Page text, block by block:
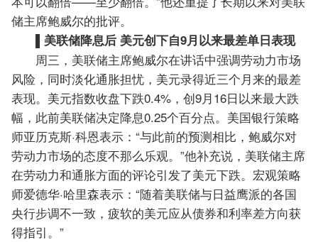
储主席鲍威尔的批评。
▌美联储降息后 美元创下自9月以来最差单日表现
周三，美联储主席鲍威尔在讲话中强调劳动力市场
风险，同时淡化通胀担忧，美元录得近三个月来的最差
表现。美元指数收盘下跌0.4%，创9月16日以来最大跌
幅，此前美联储决定降息0.25个百分点。美国银行策略
师亚历克斯·科恩表示：“与此前的预测相比，鲍威尔对
劳动力市场的态度不那么乐观。”他补充说，美联储主席
在劳动力和通胀方面的评论引发了美元下跌。宏观策略
师爱德华·哈里森表示：“随着美联储与日益鹰派的各国
央行步调不一致，疲软的美元应从债券和利率差方向获
得指引。”